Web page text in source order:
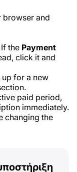
browser and
the Payment
click it and
for a new
paid period,
immediately.
changing the